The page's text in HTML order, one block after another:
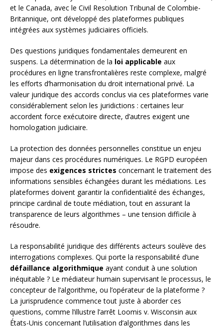
et le Canada, avec le Civil Resolution Tribunal de Colombie-
Britannique, ont développé des plateformes publiques
intégrées aux systèmes judiciaires officiels.
Des questions juridiques fondamentales demeurent en
suspens. La détermination de la loi applicable aux
procédures en ligne transfrontalières reste complexe, malgré
les efforts d’harmonisation du droit international privé. La
valeur juridique des accords conclus via ces plateformes varie
considérablement selon les juridictions : certaines leur
accordent force exécutoire directe, d’autres exigent une
homologation judiciaire.
La protection des données personnelles constitue un enjeu
majeur dans ces procédures numériques. Le RGPD européen
impose des exigences strictes concernant le traitement des
informations sensibles échangées durant les médiations. Les
plateformes doivent garantir la confidentialité des échanges,
principe cardinal de toute médiation, tout en assurant la
transparence de leurs algorithmes – une tension difficile à
résoudre.
La responsabilité juridique des différents acteurs soulève des
interrogations complexes. Qui porte la responsabilité d’une
défaillance algorithmique ayant conduit à une solution
inéquitable ? Le médiateur humain supervisant le processus, le
concepteur de l’algorithme, ou l’opérateur de la plateforme ?
La jurisprudence commence tout juste à aborder ces
questions, comme l’illustre l’arrêt Loomis v. Wisconsin aux
États-Unis concernant l’utilisation d’algorithmes dans les